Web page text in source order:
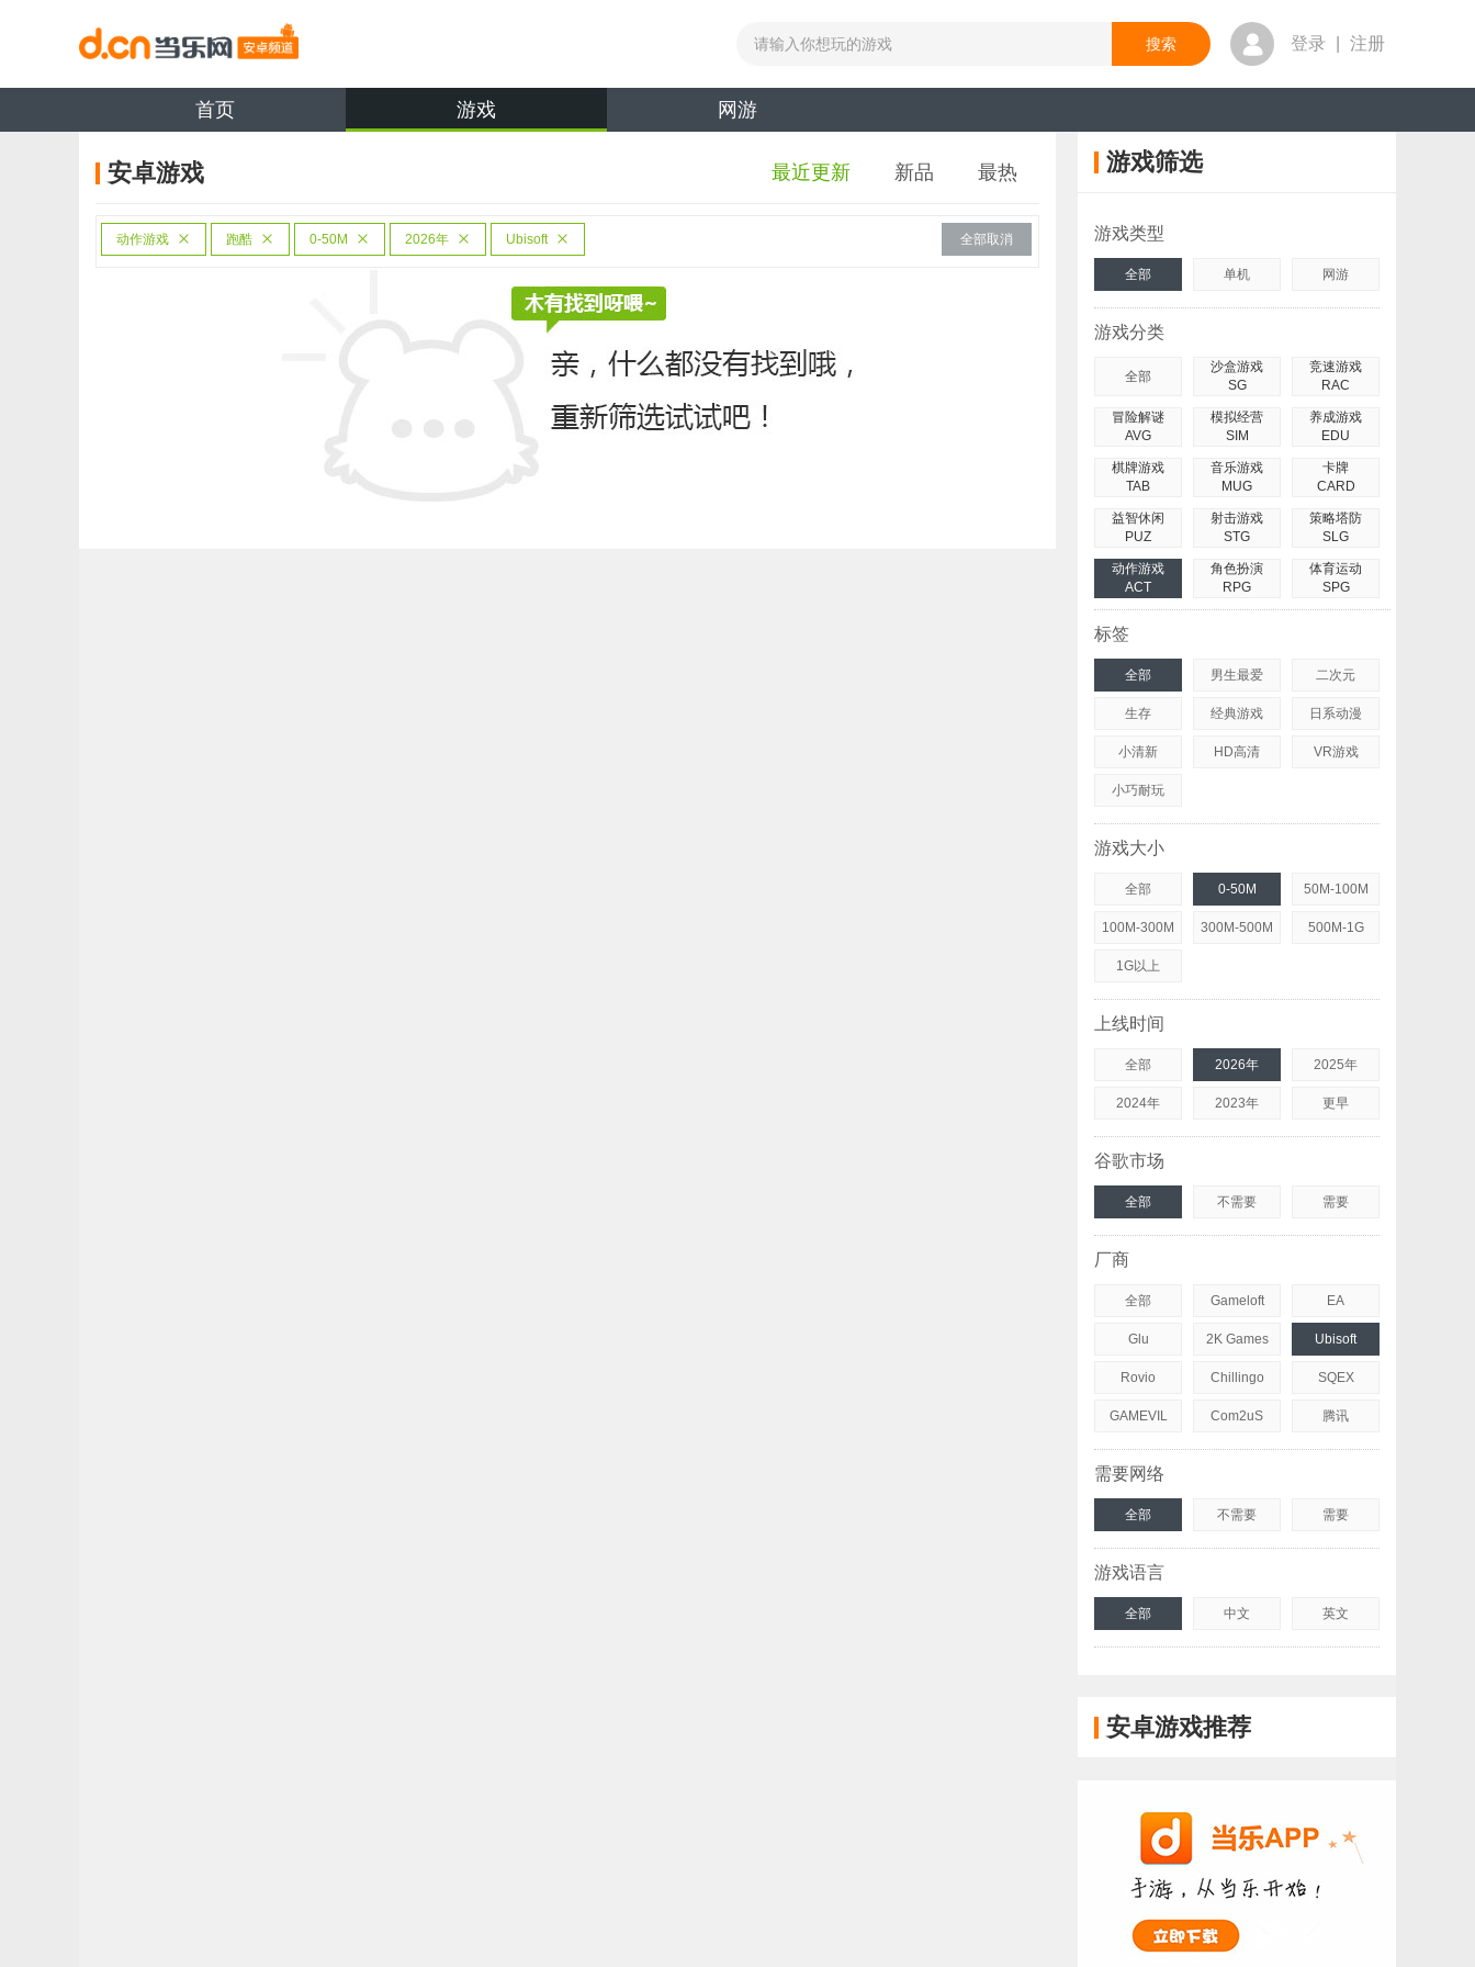
登录 注册
首页 游戏 网游
安卓游戏 最近更新 新品 最热
动作游戏 跑酷 0-50M 2026年 Ubisoft 全部取消
游戏筛选
游戏类型
全部 单机 网游
游戏分类
全部
沙盒游戏
SG
竞速游戏
RAC
冒险解谜
AVG
模拟经营
SIM
养成游戏
EDU
棋牌游戏
TAB
音乐游戏
MUG
卡牌
CARD
益智休闲
PUZ
射击游戏
STG
策略塔防
SLG
动作游戏
ACT
角色扮演
RPG
体育运动
SPG
标签
全部 男生最爱 二次元
生存 经典游戏 日系动漫
小清新 HD高清 VR游戏
小巧耐玩
游戏大小
全部 0-50M 50M-100M
100M-300M 300M-500M 500M-1G
1G以上
上线时间
全部 2026年 2025年
2024年 2023年 更早
谷歌市场
全部 不需要 需要
厂商
全部 Gameloft EA
Glu 2K Games Ubisoft
Rovio Chillingo SQEX
GAMEVIL Com2uS 腾讯
需要网络
全部 不需要 需要
游戏语言
全部 中文 英文
安卓游戏推荐